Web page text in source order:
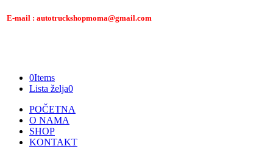
E-mail : autotruckshopmoma@gmail.com
0Items
Lista želja0
POČETNA
O NAMA
SHOP
KONTAKT